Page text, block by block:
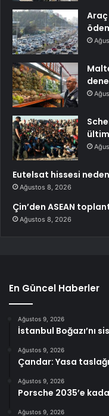
Araç
Eutelsat hissesi
Ağustos 8, 2026
Çin’den ASEAN
Ağustos 8, 2026
En Güncel Haberler
Ağustos 9, 2026
İstanbul Boğazı’nı
Ağustos 9, 2026
Çandar: Yasa
Ağustos 9, 2026
Porsche 2035’e
Ağustos 9, 2026